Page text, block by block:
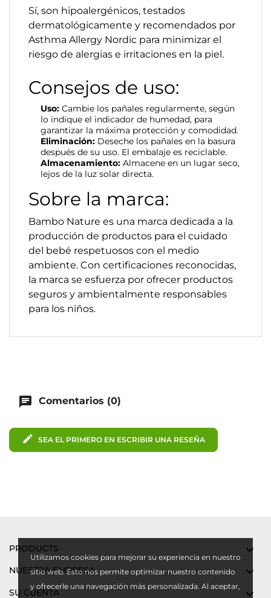
Utilizamos cookies para mejorar su experiencia en nuestro
sitio web. Esto nos permite optimizar nuestro contenido
y ofrecerle una navegación más personalizada. Al aceptar,
Sí, son hipoalergénicos, testados
dermatológicamente y recomendados por
Asthma Allergy Nordic para minimizar el
riesgo de alergias e irritaciones en la piel.
Consejos de uso:
Uso: Cambie los pañales regularmente, según
lo indique el indicador de humedad, para
garantizar la máxima protección y comodidad.
Eliminación: Deseche los pañales en la basura
después de su uso. El embalaje es reciclable.
Almacenamiento: Almacene en un lugar seco,
lejos de la luz solar directa.
Sobre la marca:
Bambo Nature es una marca dedicada a la
producción de productos para el cuidado
del bebé respetuosos con el medio
ambiente. Con certificaciones reconocidas,
la marca se esfuerza por ofrecer productos
seguros y ambientalmente responsables
para los niños.
chat Comentarios (0)
edit SEA EL PRIMERO EN ESCRIBIR UNA RESEÑA
PRODUCTS 
NUESTRA EMPRESA 
SU CUENTA 